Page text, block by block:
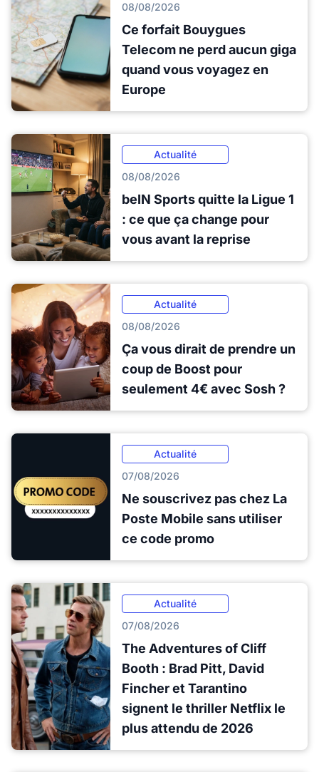
08/08/2026
Ce forfait Bouygues
Telecom ne perd aucun giga
quand vous voyagez en
Europe
Actualité
08/08/2026
beIN Sports quitte la Ligue 1
: ce que ça change pour
vous avant la reprise
Actualité
08/08/2026
Ça vous dirait de prendre un
coup de Boost pour
seulement 4€ avec Sosh ?
Actualité
07/08/2026
Ne souscrivez pas chez La
Poste Mobile sans utiliser
ce code promo
Actualité
07/08/2026
The Adventures of Cliff
Booth : Brad Pitt, David
Fincher et Tarantino
signent le thriller Netflix le
plus attendu de 2026